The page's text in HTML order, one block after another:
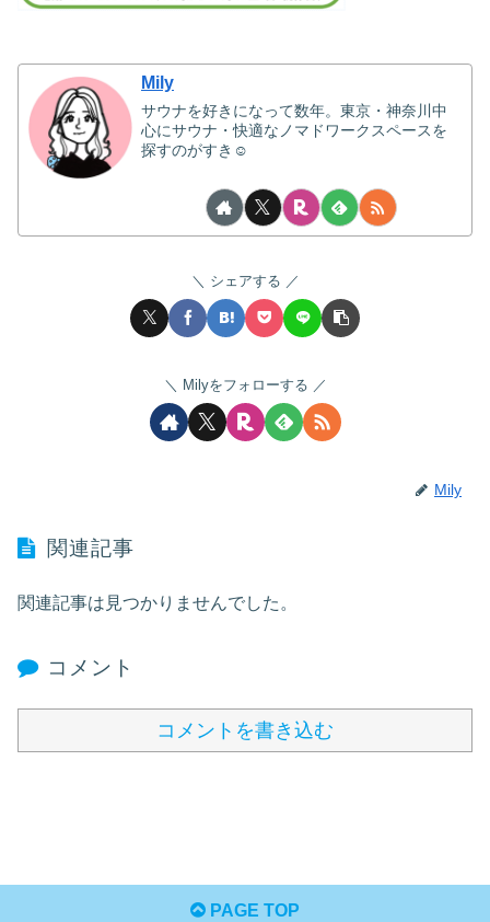
Mily
サウナを好きになって数年。東京・神奈川中
心にサウナ・快適なノマドワークスペースを
探すのがすき☺
シェアする
Milyをフォローする
Mily
関連記事
関連記事は見つかりませんでした。
コメント
コメントを書き込む
PAGE TOP